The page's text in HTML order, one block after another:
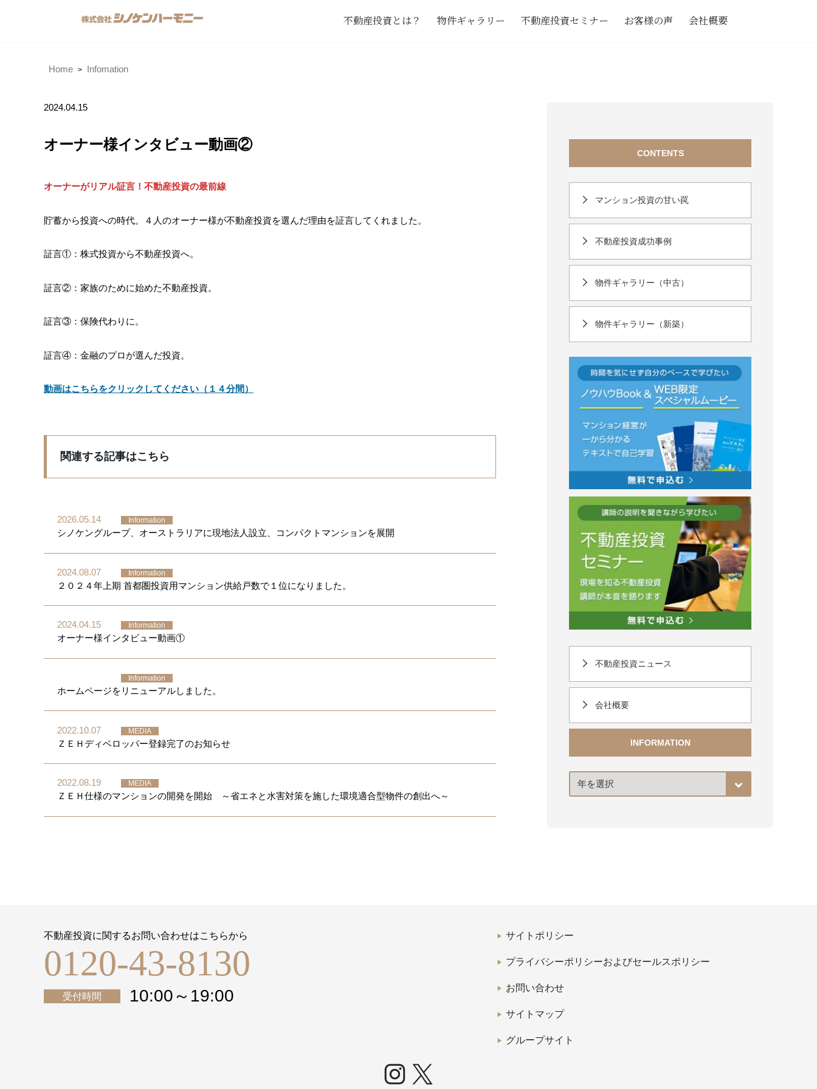
不動産投資とは？ 物件ギャラリー 不動産投資セミナー お客様の声 会社概要
Home Infomation
2024.04.15
オーナー様インタビュー動画②
オーナーがリアル証言！不動産投資の最前線
貯蓄から投資への時代。４人のオーナー様が不動産投資を選んだ理由を証言してくれました。
証言①：株式投資から不動産投資へ。
証言②：家族のために始めた不動産投資。
証言③：保険代わりに。
証言④：金融のプロが選んだ投資。
動画はこちらをクリックしてください（１４分間）
関連する記事はこちら
2026.05.14 Information
シノケングループ、オーストラリアに現地法人設立、コンパクトマンションを展開
2024.08.07 Information
２０２４年上期 首都圏投資用マンション供給戸数で１位になりました。
2024.04.15 Information
オーナー様インタビュー動画①
Information
ホームページをリニューアルしました。
2022.10.07 MEDIA
ＺＥＨディベロッパー登録完了のお知らせ
2022.08.19 MEDIA
ＺＥＨ仕様のマンションの開発を開始 ～省エネと水害対策を施した環境適合型物件の創出へ～
CONTENTS
マンション投資の甘い罠
不動産投資成功事例
物件ギャラリー（中古）
物件ギャラリー（新築）
不動産投資ニュース
会社概要
INFORMATION
ア
カ
不動産投資に関するお問い合わせはこちらから
0120-43-8130
受付時間 10:00～19:00
サイトポリシー
プライバシーポリシーおよびセールスポリシー
お問い合わせ
サイトマップ
グループサイト
Instagram
X